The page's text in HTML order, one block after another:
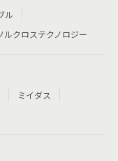
ル
ルクロステクノロジー
ミイダス